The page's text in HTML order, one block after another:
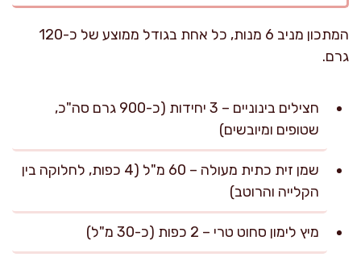
המתכון מניב 6 מנות, כל אחת בגודל ממוצע של כ-120
גרם.
חצילים בינוניים – 3 יחידות (כ-900 גרם סה"כ,
שטופים ומיובשים)
שמן זית כתית מעולה – 60 מ"ל (4 כפות, לחלוקה בין
הקלייה והרוטב)
מיץ לימון סחוט טרי – 2 כפות (כ-30 מ"ל)